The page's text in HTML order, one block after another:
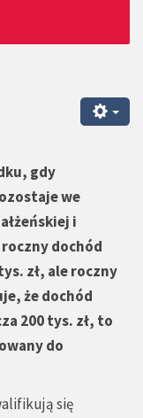
gdy
we
i
dochód
zł, ale roczny
że dochód
200 tys. zł, to
do
się